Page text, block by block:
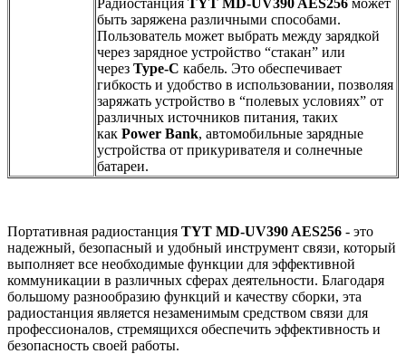
быть заряжена различными способами.
Пользователь может выбрать между зарядкой
через зарядное устройство “стакан” или
через Type-C кабель. Это обеспечивает
гибкость и удобство в использовании, позволяя
заряжать устройство в “полевых условиях” от
различных источников питания, таких
как Power Bank, автомобильные зарядные
устройства от прикуривателя и солнечные
батареи.
Портативная радиостанция TYT MD-UV390 AES256 - это
надежный, безопасный и удобный инструмент связи, который
выполняет все необходимые функции для эффективной
коммуникации в различных сферах деятельности. Благодаря
большому разнообразию функций и качеству сборки, эта
радиостанция является незаменимым средством связи для
профессионалов, стремящихся обеспечить эффективность и
безопасность своей работы.